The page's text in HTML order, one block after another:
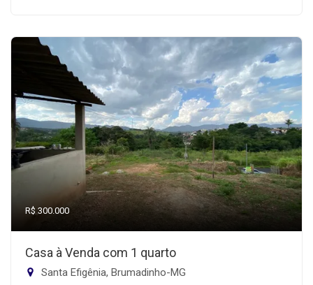
R$ 300.000
Casa à Venda com 1 quarto
Santa Efigênia, Brumadinho-MG